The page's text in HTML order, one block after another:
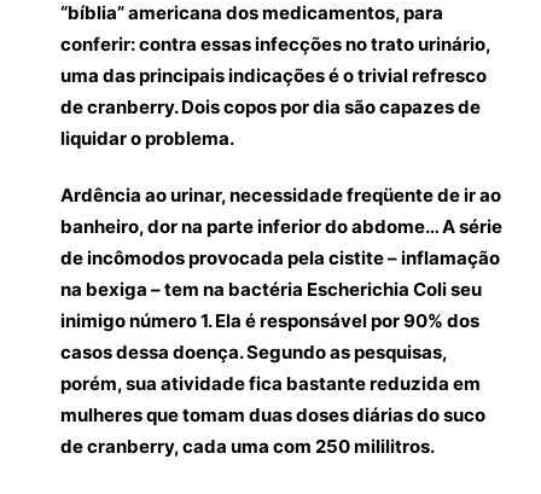
“bíblia” americana dos medicamentos, para
conferir: contra essas infecções no trato urinário,
uma das principais indicações é o trivial refresco
de cranberry. Dois copos por dia são capazes de
liquidar o problema.
Ardência ao urinar, necessidade freqüente de ir ao
banheiro, dor na parte inferior do abdome… A série
de incômodos provocada pela cistite – inflamação
na bexiga – tem na bactéria Escherichia Coli seu
inimigo número 1. Ela é responsável por 90% dos
casos dessa doença. Segundo as pesquisas,
porém, sua atividade fica bastante reduzida em
mulheres que tomam duas doses diárias do suco
de cranberry, cada uma com 250 mililitros.